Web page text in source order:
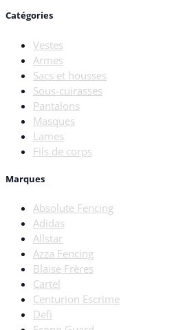
Catégories
Vestes
Armes
Sacs et housses
Sous-cuirasses
Pantalons
Masques
Lames
Fils de corps
Marques
Absolute Fencing
Adidas
Allstar
Azza Fencing
Blaise Frères
Cartel
Centurion Escrime
Defi